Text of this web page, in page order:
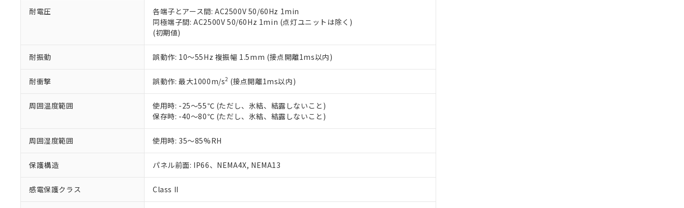
耐電圧
各端子とアース間: AC2500V 50/60Hz 1min
同極端子間: AC2500V 50/60Hz 1min (点灯ユニットは除く)
(初期値)
耐振動 誤動作: 10～55Hz 複振幅 1.5mm (接点開離1ms以内)
耐衝撃 誤動作: 最大1000m/s2 (接点開離1ms以内)
周囲温度範囲
使用時: -25～55℃ (ただし、氷結、結露しないこと)
保存時: -40～80℃ (ただし、氷結、結露しないこと)
周囲湿度範囲 使用時: 35～85%RH
保護構造 パネル前面: IP66、NEMA4X, NEMA13
感電保護クラス Class II